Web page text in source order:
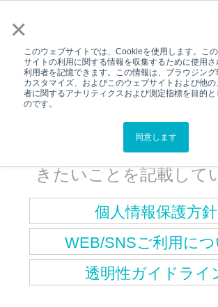
×
このウェブサイトでは、Cookieを使用します。こ
サイトの利用に関する情報を収集するために使用
利用者を記憶できます。この情報は、ブラウジン
カスタマイズ、およびこのウェブサイトおよび他
者に関するアナリティクスおよび測定指標を目的と
のです。
同意します
Top 個人情報保護方針
プライバシーポ
スターキージャパンの個
方針、サイト利用にあた
きたいことを記載して
個人情報保護方針
WEB/SNSご利用につ
透明性ガイドライ